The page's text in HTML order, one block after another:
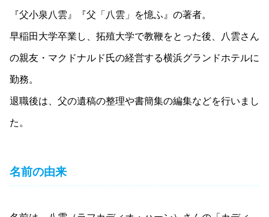
『父小泉八雲』『父「八雲」を憶ふ』の著者。
早稲田大学卒業し、拓殖大学で教鞭をとった後、八雲さん
の親友・マクドナルド氏の経営する横浜グランドホテルに
勤務。
退職後は、父の遺稿の整理や書簡集の編集などを行いまし
た。
名前の由来